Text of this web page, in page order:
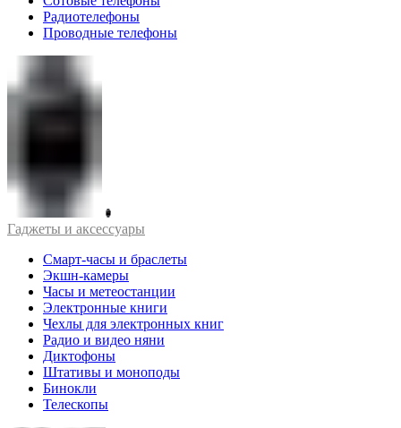
Радиотелефоны
Проводные телефоны
Гаджеты и аксессуары
Смарт-часы и браслеты
Экшн-камеры
Часы и метеостанции
Электронные книги
Чехлы для электронных книг
Радио и видео няни
Диктофоны
Штативы и моноподы
Бинокли
Телескопы